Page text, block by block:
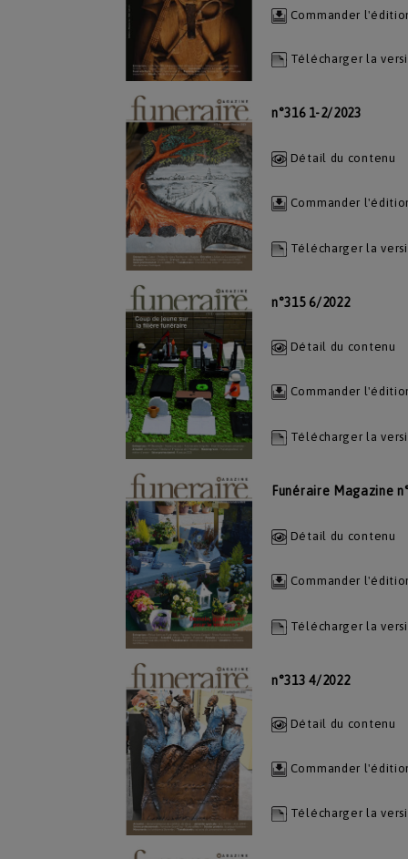
Commander
Télécharger la
n°316 1-2/2023
Détail du contenu
Commander
Télécharger la
n°315 6/2022
Détail du contenu
Commander
Télécharger la
Funéraire Magazine
Détail du contenu
Commander
Télécharger la
n°313 4/2022
Détail du contenu
Commander
Télécharger la